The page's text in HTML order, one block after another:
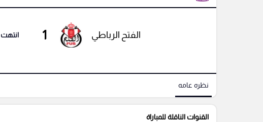
الفتح الرباطي 1 انتهت
نظره عامه
القنوات الناقلة للمباراة